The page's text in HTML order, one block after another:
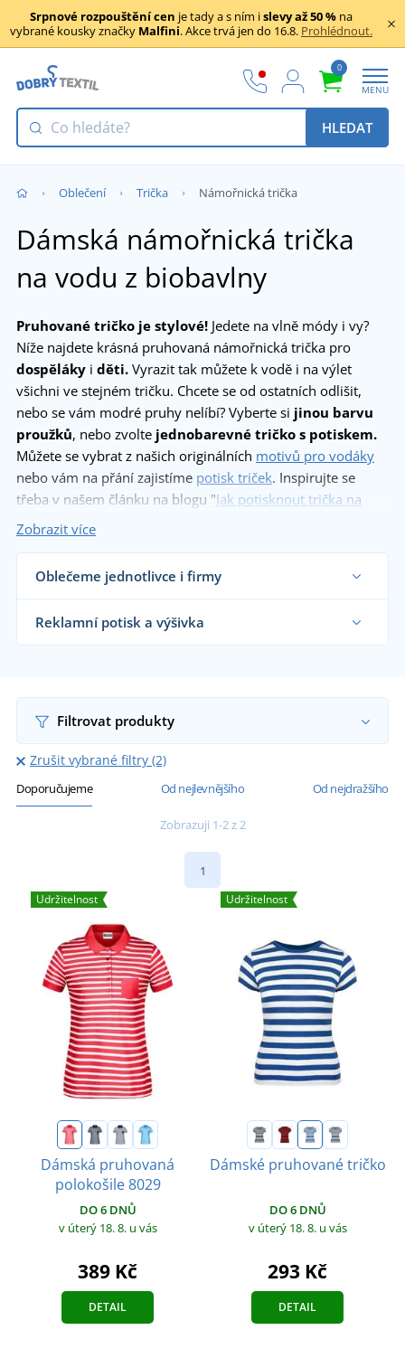
Srpnové rozpouštění cen je tady a s ním islevy až 50 % na
vybrané kousky značky Malfini. Akce trvá jen do 16.8. Prohlédnout.
0
MENU
HLEDAT
Oblečení Trička Námořnická trička
Dámská námořnická trička
na vodu z biobavlny
Pruhované tričko je stylové! Jedete na vlně módy i vy?
Níže najdete krásná pruhovaná námořnická trička pro
dospěláky i děti. Vyrazit tak můžete k vodě i na výlet
všichni ve stejném tričku. Chcete se od ostatních odlišit,
nebo se vám modré pruhy nelíbí? Vyberte si jinou barvu
proužků, nebo zvolte jednobarevné tričko s potiskem.
Můžete se vybrat z našich originálních motivů pro vodáky
nebo vám na přání zajistíme potisk triček. Inspirujte se
třeba v našem článku na blogu "Jak potisknout trička na
vodu?
", kde najdete i slovníček pojmů zkušeného vodáka.
Zobrazit více
Oblečeme jednotlivce i firmy
Dodáváme námořnická trička reklamním
agenturám, firmám, obchodníkům s textilem,
vodáckým skupinám i koncovým zákazníkům již
od 1 kusu.
Reklamní potisk a výšivka
Filtrovat produkty
Zrušit vybrané filtry (2)
Doporučujeme Od nejlevnějšího Od nejdražšího
Zobrazuji 1-2 z 2
1
Udržitelnost
Dámská pruhovaná
polokošile 8029
DO 6 DNŮ
v úterý 18. 8. u vás
389 Kč
DETAIL
Udržitelnost
Dámské pruhované tričko
DO 6 DNŮ
v úterý 18. 8. u vás
293 Kč
DETAIL